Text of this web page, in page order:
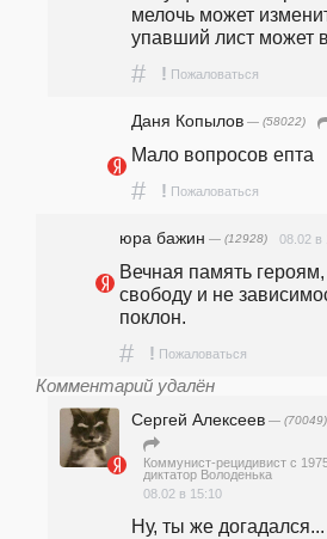
мелочь может
упавший лист может
# ! Пожаловаться
Даня Копылов — (58022)
Мало вопросов eптa
# ! Пожаловаться
юра бажин — (12928) 08.02 в
Вечная память
свободу и не
поклон.
# ! Пожаловаться
Комментарий удалён
Сергей Алексеев — (70049)
Коммунист-рецидивист с
диктатор Володенька
08.02 в 15:10
Ну, ты же